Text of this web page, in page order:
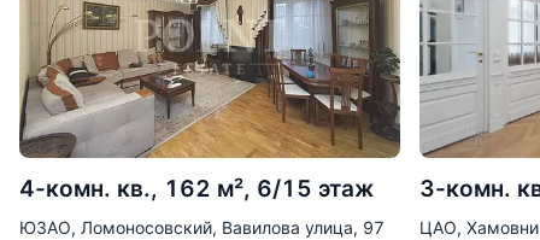
4-комн. кв., 162 м², 6/15 этаж
ЮЗАО, Ломоносовский, Вавилова улица, 97
3-комн.
ЦАО,